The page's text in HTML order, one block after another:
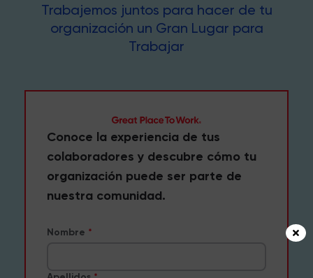
Trabajemos juntos para hacer de tu
organización un Gran Lugar para
Trabajar
Conoce la experiencia de tus
colaboradores y descubre cómo tu
organización puede ser parte de
nuestra comunidad.
Nombre